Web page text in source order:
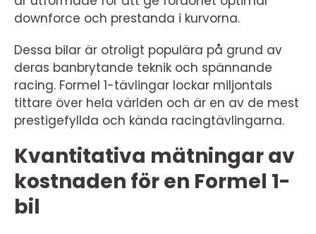
downforce och prestanda i kurvorna.
Dessa bilar är otroligt populära på grund av
deras banbrytande teknik och spännande
racing. Formel 1-tävlingar lockar miljontals
tittare över hela världen och är en av de mest
prestigefyllda och kända racingtävlingarna.
Kvantitativa mätningar av
kostnaden för en Formel 1-
bil